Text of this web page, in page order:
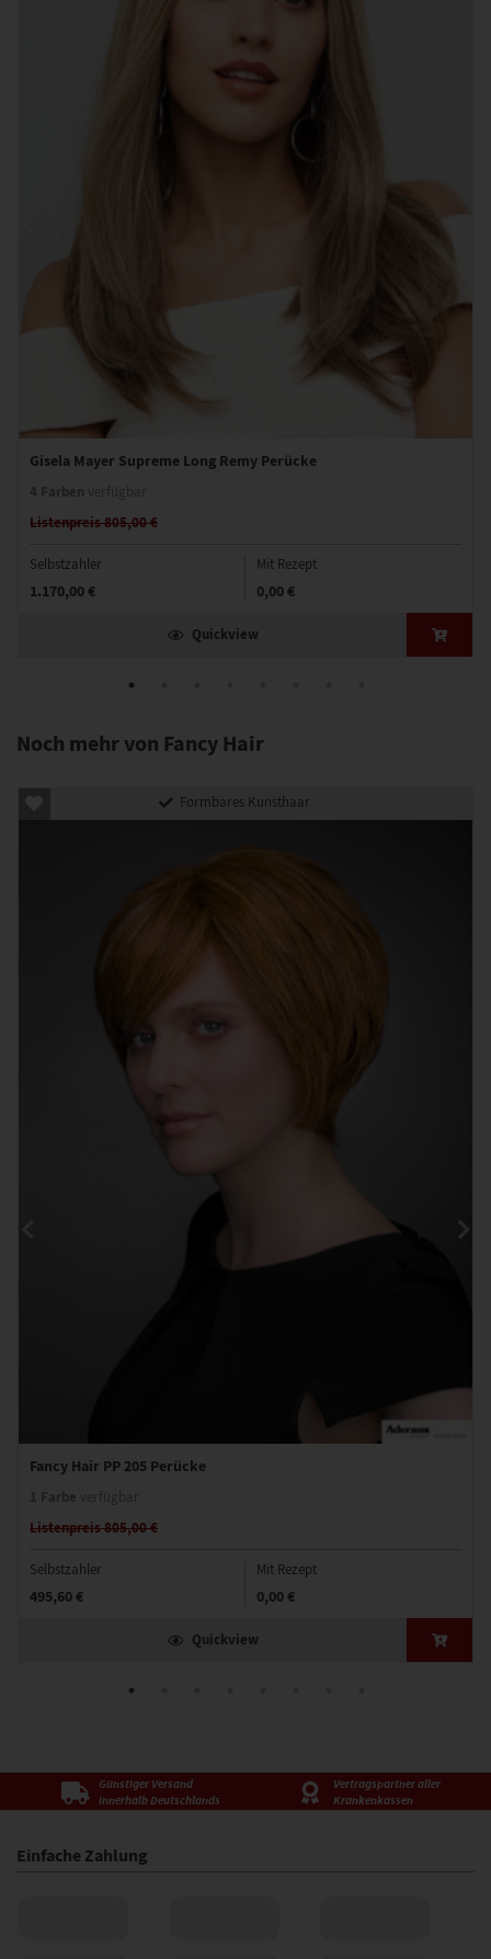
Gisela Mayer Supreme Long Remy Perücke
Listenpreis 805,00 €
Selbstzahler
1.170,00 €
Mit Rezept
0,00 €
Quickview
Noch mehr von Fancy Hair
Formbares Kunsthaar
Fancy Hair PP 205 Perücke
Listenpreis 805,00 €
Selbstzahler
495,60 €
Mit Rezept
0,00 €
Quickview
Günstiger Versand
innerhalb Deutschlands
Vertragspartner aller
Krankenkassen
Einfache Zahlung